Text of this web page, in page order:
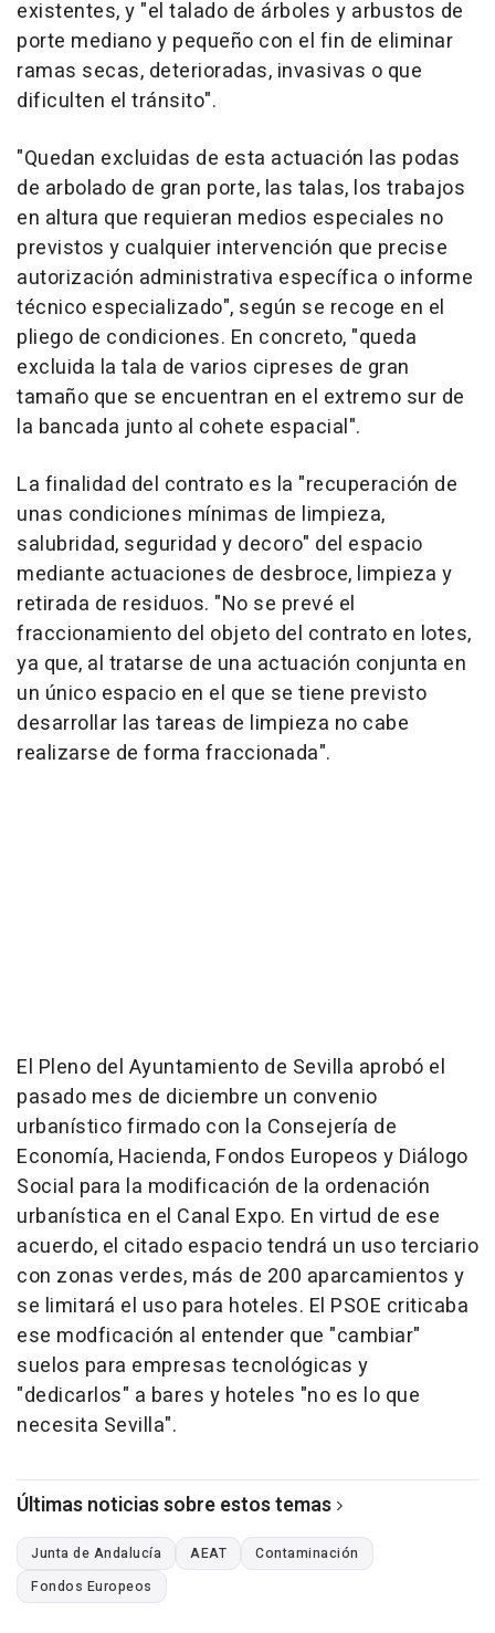
existentes, y "el talado de árboles y arbustos de
porte mediano y pequeño con el fin de eliminar
ramas secas, deterioradas, invasivas o que
dificulten el tránsito".
"Quedan excluidas de esta actuación las podas
de arbolado de gran porte, las talas, los trabajos
en altura que requieran medios especiales no
previstos y cualquier intervención que precise
autorización administrativa específica o informe
técnico especializado", según se recoge en el
pliego de condiciones. En concreto, "queda
excluida la tala de varios cipreses de gran
tamaño que se encuentran en el extremo sur de
la bancada junto al cohete espacial".
La finalidad del contrato es la "recuperación de
unas condiciones mínimas de limpieza,
salubridad, seguridad y decoro" del espacio
mediante actuaciones de desbroce, limpieza y
retirada de residuos. "No se prevé el
fraccionamiento del objeto del contrato en lotes,
ya que, al tratarse de una actuación conjunta en
un único espacio en el que se tiene previsto
desarrollar las tareas de limpieza no cabe
realizarse de forma fraccionada".
El Pleno del Ayuntamiento de Sevilla aprobó el
pasado mes de diciembre un convenio
urbanístico firmado con la Consejería de
Economía, Hacienda, Fondos Europeos y Diálogo
Social para la modificación de la ordenación
urbanística en el Canal Expo. En virtud de ese
acuerdo, el citado espacio tendrá un uso terciario
con zonas verdes, más de 200 aparcamientos y
se limitará el uso para hoteles. El PSOE criticaba
ese modficación al entender que "cambiar"
suelos para empresas tecnológicas y
"dedicarlos" a bares y hoteles "no es lo que
necesita Sevilla".
Últimas noticias sobre estos temas
Junta de Andalucía AEAT
Contaminación
Fondos Europeos